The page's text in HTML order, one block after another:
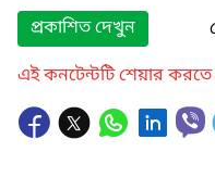
প্রকাশিত দেখুন
এই কনটেন্টটি শেয়ার